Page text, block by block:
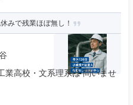
みで残業ほぼ無し！
業高校・文系理系は 問いませ